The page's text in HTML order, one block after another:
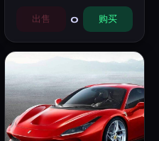
出售 0 购买